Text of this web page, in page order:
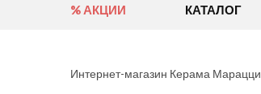
% АКЦИИ КАТАЛОГ
Интернет-магазин Керама Марацци